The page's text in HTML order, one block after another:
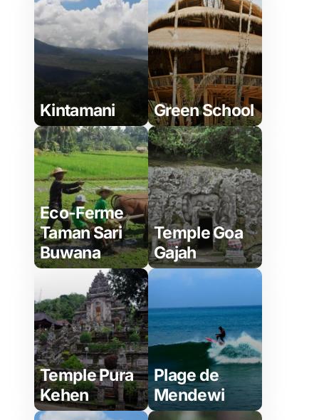
Kintamani Green School
Eco-Ferme
Taman Sari
Buwana
Temple Goa
Gajah
Temple Pura
Kehen
Plage de
Mendewi